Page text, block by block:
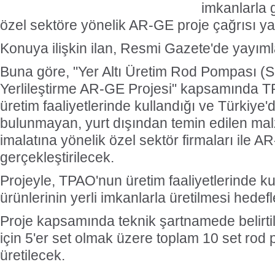
imkanlarla
özel sektöre yönelik AR-GE proje çağrısı
Konuya ilişkin ilan, Resmi Gazete'de
Buna göre, "Yer Altı Üretim Rod Pompası
Yerlileştirme AR-GE Projesi" kapsamında
üretim faaliyetlerinde kullandığı ve
bulunmayan, yurt dışından temin edilen
imalatına yönelik özel sektör firmaları ile
gerçekleştirilecek.
Projeyle, TPAO'nun üretim faaliyetlerinde
ürünlerinin yerli imkanlarla üretilmesi
Proje kapsamında teknik şartnamede
için 5'er set olmak üzere toplam 10 set rod
üretilecek.